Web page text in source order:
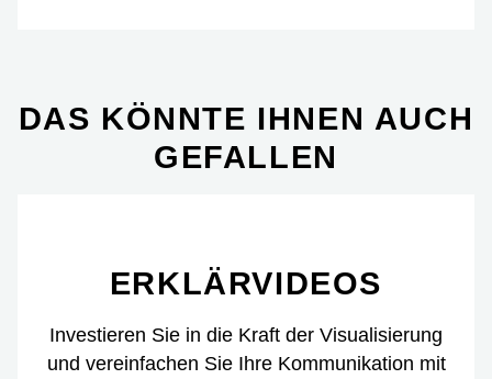
DAS KÖNNTE IHNEN AUCH
GEFALLEN
ERKLÄRVIDEOS
Investieren Sie in die Kraft der Visualisierung
und vereinfachen Sie Ihre Kommunikation mit